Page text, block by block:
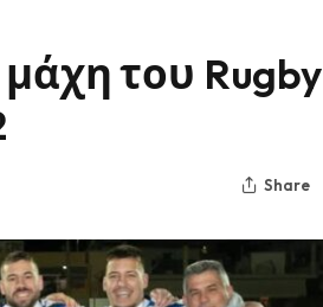
του Rugby
Share